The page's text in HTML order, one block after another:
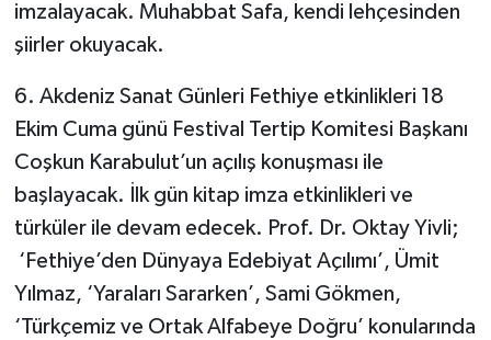
imzalayacak. Muhabbat Safa, kendi lehçesinden
şiirler okuyacak.
6. Akdeniz Sanat Günleri Fethiye etkinlikleri 18
Ekim Cuma günü Festival Tertip Komitesi Başkanı
Coşkun Karabulut’un açılış konuşması ile
başlayacak. İlk gün kitap imza etkinlikleri ve
türküler ile devam edecek. Prof. Dr. Oktay Yivli;
‘Fethiye’den Dünyaya Edebiyat Açılımı’, Ümit
Yılmaz, ‘Yaraları Sararken’, Sami Gökmen,
‘Türkçemiz ve Ortak Alfabeye Doğru’ konularında